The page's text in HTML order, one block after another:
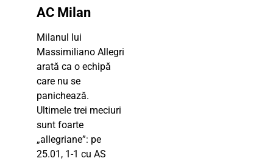
AC Milan
Milanul lui
Massimiliano Allegri
arată ca o echipă
care nu se
panichează.
Ultimele trei meciuri
sunt foarte
„allegriane”: pe
25.01, 1-1 cu AS